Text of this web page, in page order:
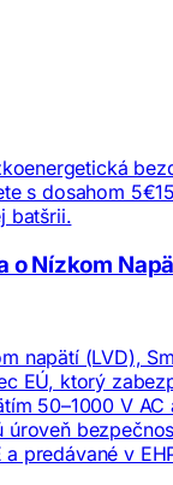
s dosahom
batšrii.
o Nízkom
napätí (LVD),
EÚ, ktorý
50–1000 V
úroveň
predávané v